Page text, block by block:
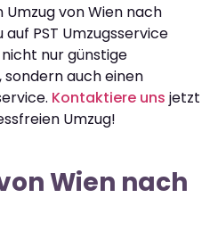
Umzug von Wien nach
PST Umzugsservice
nur günstige
auch einen
Kontaktiere uns jetzt
Umzug!
Wien nach